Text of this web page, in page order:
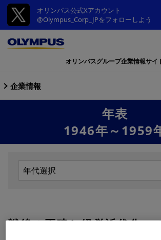
オリンパス公式Xアカウント
@Olympus_Corp_JPをフォローしよう
オリンパスグループ企業情報サイ
企業情報
年表
1946年～1959
戦後の再建と経営近代化へ